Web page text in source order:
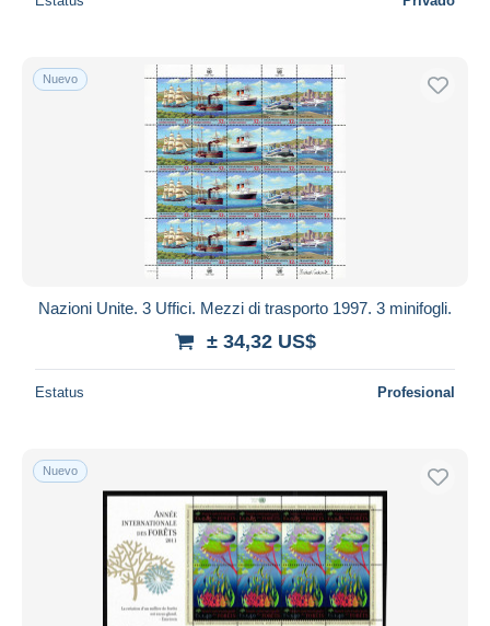
Nuevo
Nazioni Unite. 3 Uffici. Mezzi di trasporto 1997. 3 minifogli.
± 34,32 US$
Estatus Profesional
Nuevo